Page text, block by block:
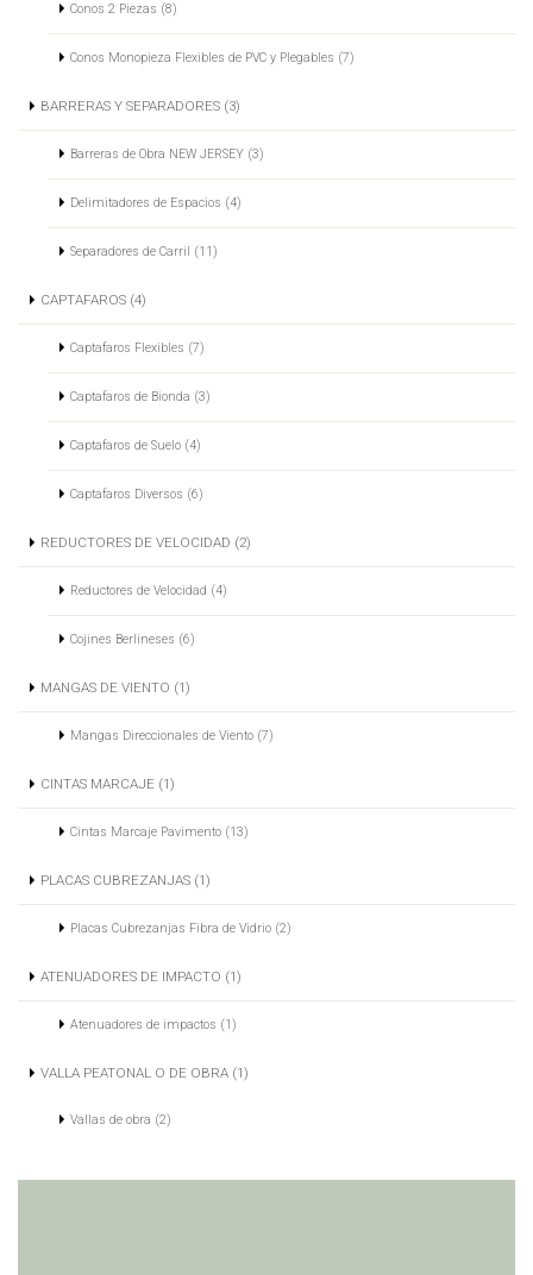
Conos 2 Piezas (8)
Conos Monopieza Flexibles de PVC y Plegables (7)
BARRERAS Y SEPARADORES (3)
Barreras de Obra NEW JERSEY (3)
Delimitadores de Espacios (4)
Separadores de Carril (11)
CAPTAFAROS (4)
Captafaros Flexibles (7)
Captafaros de Bionda (3)
Captafaros de Suelo (4)
Captafaros Diversos (6)
REDUCTORES DE VELOCIDAD (2)
Reductores de Velocidad (4)
Cojines Berlineses (6)
MANGAS DE VIENTO (1)
Mangas Direccionales de Viento (7)
CINTAS MARCAJE (1)
Cintas Marcaje Pavimento (13)
PLACAS CUBREZANJAS (1)
Placas Cubrezanjas Fibra de Vidrio (2)
ATENUADORES DE IMPACTO (1)
Atenuadores de impactos (1)
VALLA PEATONAL O DE OBRA (1)
Vallas de obra (2)